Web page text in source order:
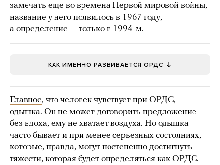
замечать еще во времена Первой мировой войны,
название у него появилось в 1967 году,
а определение — только в 1994-м.
КАК ИМЕННО РАЗВИВАЕТСЯ ОРДС
Главное, что человек чувствует при ОРДС, —
одышка. Он не может договорить предложение
без вдоха, ему не хватает воздуха. Но одышка
часто бывает и при менее серьезных состояниях,
которые, правда, могут постепенно достигнуть
тяжести, которая будет определяться как ОРДС.